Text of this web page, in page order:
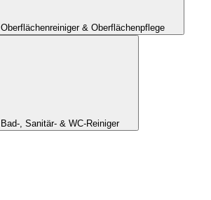
Oberflächenreiniger & Oberflächenpflege
Bad-, Sanitär- & WC-Reiniger